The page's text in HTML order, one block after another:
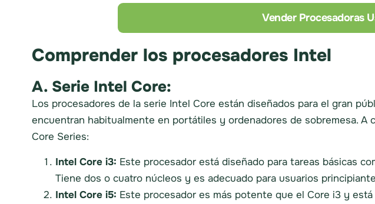
Vender Procesadoras
Comprender los procesadores Intel
A. Serie Intel Core:
Los procesadores de la serie Intel Core están diseñados para el gran
encuentran habitualmente en portátiles y ordenadores de sobremesa.
Core Series:
Intel Core i3: Este procesador está diseñado para tareas básicas
Tiene dos o cuatro núcleos y es adecuado para usuarios
Intel Core i5: Este procesador es más potente que el Core i3 y